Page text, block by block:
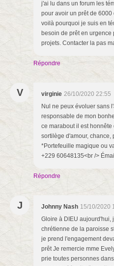
j'ai lu dans un forum les
pour avoir un prêt de
voilà pourquoi je suis en
besoin de prêt en urgence
projets. Contacter la pas
Répondre
V virginie 26/10/2020 22:55
Nul ne peux évoluer sans
responsable de mon
ce marabout il est
sortilège d'amour, chance,
*Portefeuille magique ou
+229 60648135<br />
Répondre
J Johnny Nash 15/10/2020
Gloire à DIEU aujourd'hui,
chrétienne de la paroisse
je prend l'engagement
prêt Je remercie mme
prie toutes personnes